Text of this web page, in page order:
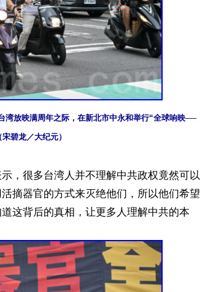
湾放映满周年之际，在新北市中永和举行“全球响映──
碧龙／大纪元）
，很多台湾人并不理解中共政权竟然可以
摘器官的方式来灭绝他们，所以他们希望
这背后的真相，让更多人理解中共的本